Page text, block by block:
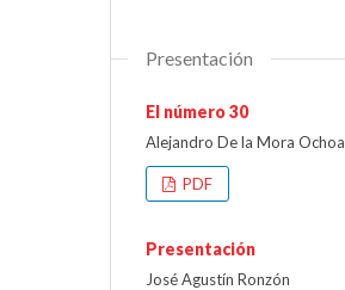
Presentación
El número 30
Alejandro De la Mora Ochoa
PDF
Presentación
José Agustín Ronzón